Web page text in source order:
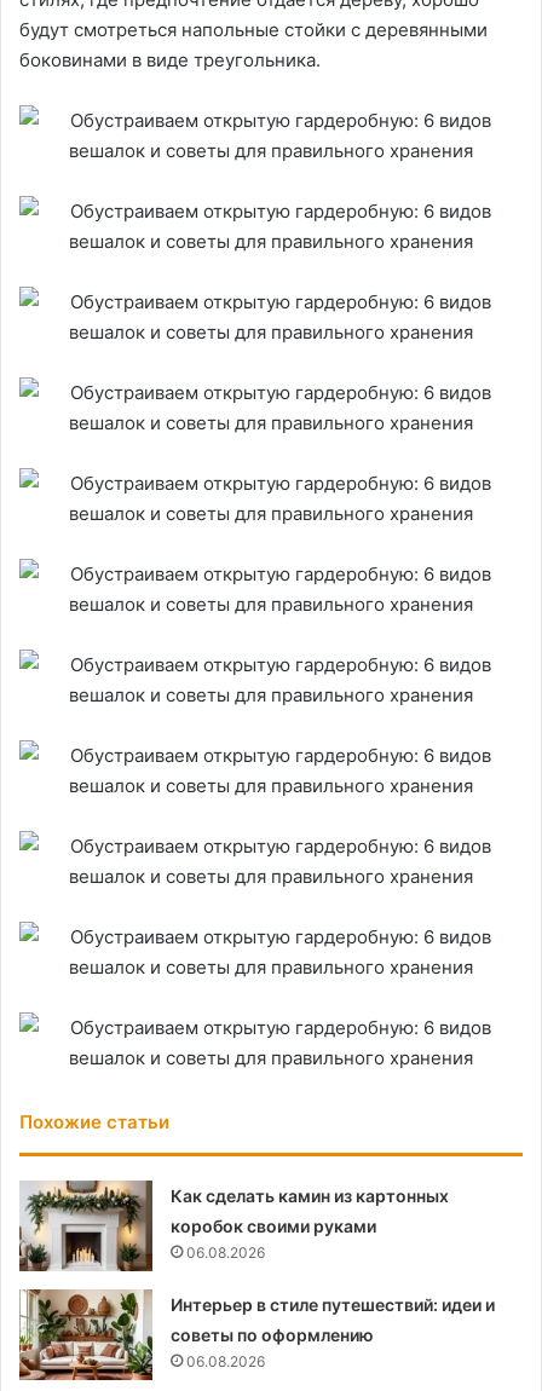
будут смотреться напольные стойки с деревянными
боковинами в виде треугольника.
Похожие статьи
Как сделать камин из картонных
коробок своими руками
06.08.2026
Интерьер в стиле путешествий: идеи и
советы по оформлению
06.08.2026